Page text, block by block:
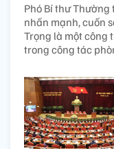
Phó Bí thư Thường
nhấn mạnh, cuốn
Trọng là một công
trong công tác